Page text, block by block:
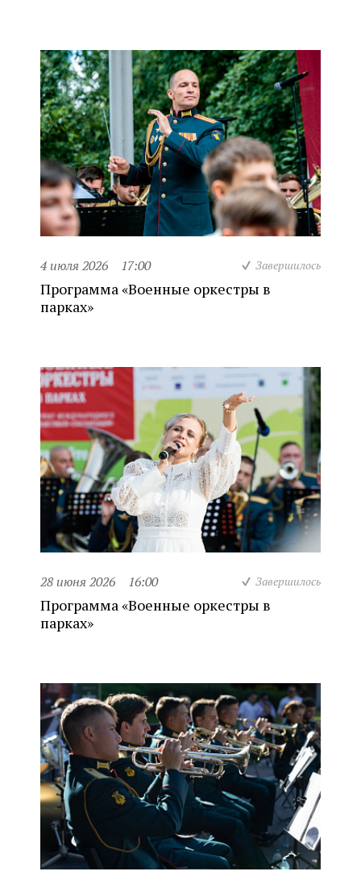
4 июля 2026 17:00 Завершилось
Программа «Военные оркестры в
парках»
28 июня 2026 16:00 Завершилось
Программа «Военные оркестры в
парках»